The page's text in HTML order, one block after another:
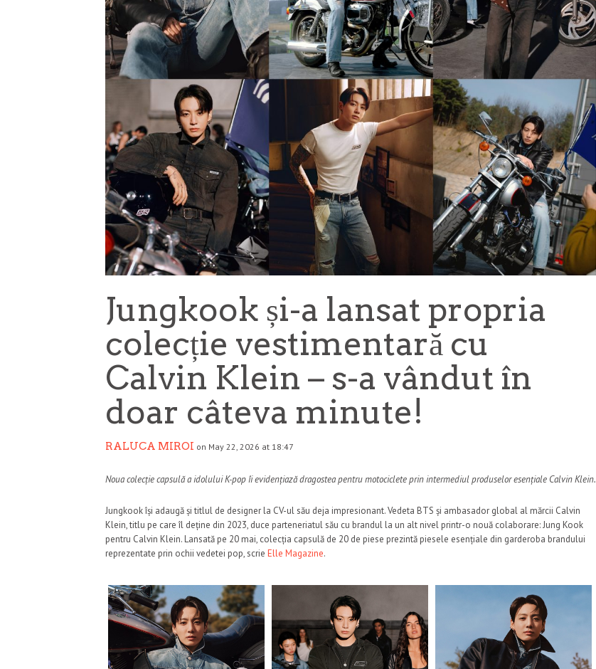
Jungkook și-a lansat propria
colecție vestimentară cu
Calvin Klein – s-a vândut în
doar câteva minute!
RALUCA MIROI on May 22, 2026 at 18:47
Noua colecție capsulă a idolului K-pop îi evidențiază dragostea pentru motociclete prin intermediul produselor esențiale Calvin Klein.
Jungkook își adaugă și titlul de designer la CV-ul său deja impresionant. Vedeta BTS și ambasador global al mărcii Calvin
Klein, titlu pe care îl deține din 2023, duce parteneriatul său cu brandul la un alt nivel printr-o nouă colaborare: Jung Kook
pentru Calvin Klein. Lansată pe 20 mai, colecția capsulă de 20 de piese prezintă piesele esențiale din garderoba brandului
reprezentate prin ochii vedetei pop, scrie Elle Magazine.